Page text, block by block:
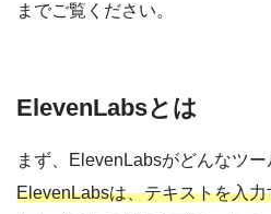
までご覧ください。
ElevenLabsとは
まず、ElevenLabsがどんなツー
ElevenLabsは、テキストを入